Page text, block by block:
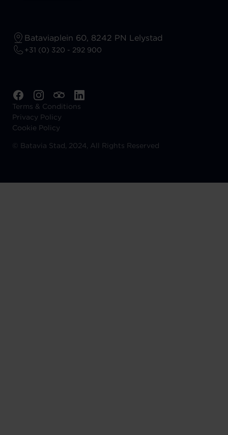
Bataviaplein 60, 8242 PN Lelystad
+31 (0) 320 - 292 900
Terms & Conditions
Privacy Policy
Cookie Policy
©
Batavia Stad, 2024, All Rights Reserved